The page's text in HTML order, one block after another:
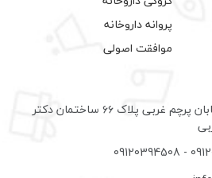
پروانه داروخانه
موافقت اصولی
تهران میدان توحید خیابان پرچم غربی پلاک ۶۶ ساختمان دکتر